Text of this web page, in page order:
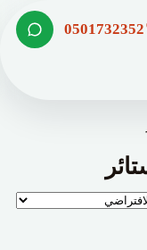
0501732352